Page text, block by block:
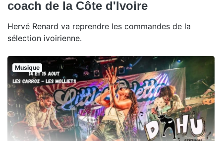
coach de la Côte d'Ivoire
Hervé Renard va reprendre les commandes de la
sélection ivoirienne.
Musique